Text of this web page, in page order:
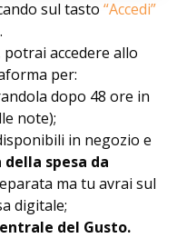
sul tasto “Accedi”
accedere allo
per:
dopo 48 ore in
note);
in negozio e
della spesa da
ma tu avrai sul
digitale;
del Gusto.